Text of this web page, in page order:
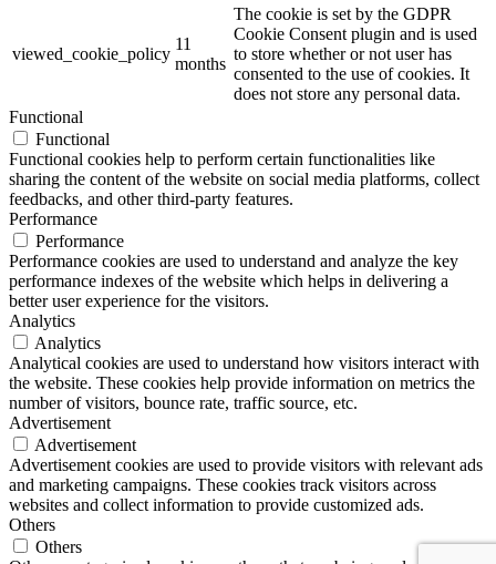
viewed_cookie_policy
11
months
The cookie is set by the GDPR
Cookie Consent plugin and is used
to store whether or not user has
consented to the use of cookies. It
does not store any personal data.
Functional
Functional
Functional cookies help to perform certain functionalities like
sharing the content of the website on social media platforms, collect
feedbacks, and other third-party features.
Performance
Performance
Performance cookies are used to understand and analyze the key
performance indexes of the website which helps in delivering a
better user experience for the visitors.
Analytics
Analytics
Analytical cookies are used to understand how visitors interact with
the website. These cookies help provide information on metrics the
number of visitors, bounce rate, traffic source, etc.
Advertisement
Advertisement
Advertisement cookies are used to provide visitors with relevant ads
and marketing campaigns. These cookies track visitors across
websites and collect information to provide customized ads.
Others
Others